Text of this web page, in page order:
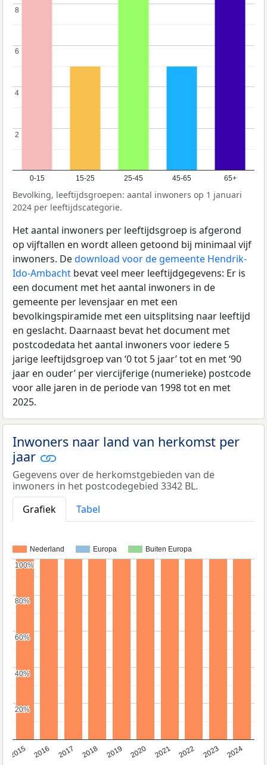
0-15 15-25 25-45 45-65 65+
2
2
4
4
6
6
8
8
Bevolking, leeftijdsgroepen: aantal inwoners op 1 januari
2024 per leeftijdscategorie.
Het aantal inwoners per leeftijdsgroep is afgerond
op vijftallen en wordt alleen getoond bij minimaal vijf
inwoners. Dedownload voor de gemeente Hendrik-
Ido-Ambacht bevat veel meer leeftijdgegevens: Er is
een document met het aantal inwoners in de
gemeente per levensjaar en met een
bevolkingspiramide met een uitsplitsing naar leeftijd
en geslacht. Daarnaast bevat het document met
postcodedata het aantal inwoners voor iedere 5
jarige leeftijdsgroep van ‘0 tot 5 jaar’ tot en met ‘90
jaar en ouder’ per viercijferige (numerieke) postcode
voor alle jaren in de periode van 1998 tot en met
2025.
Inwoners naar land van herkomst per
jaar
Gegevens over de herkomstgebieden van de
inwoners in het postcodegebied 3342 BL.
Grafiek
Tabel
Nederland Europa Buiten Europa
2015 2016 2017 2018 2019 2020 2021 2022 2023 2024
20%
20%
40%
40%
60%
60%
80%
80%
100%
100%